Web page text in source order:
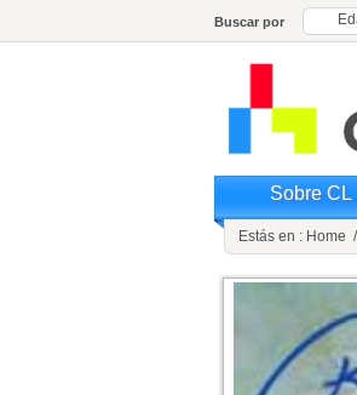
Buscar por
Sobre CL
Estás en :